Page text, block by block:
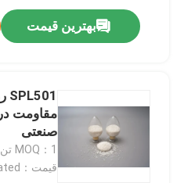
بهترین قیمت
مقاومت
صنعتی
MOQ：1 تن
قیمت：To Be Negotiated